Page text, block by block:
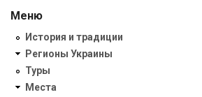
Меню
История и традиции
Регионы Украины
Туры
Места